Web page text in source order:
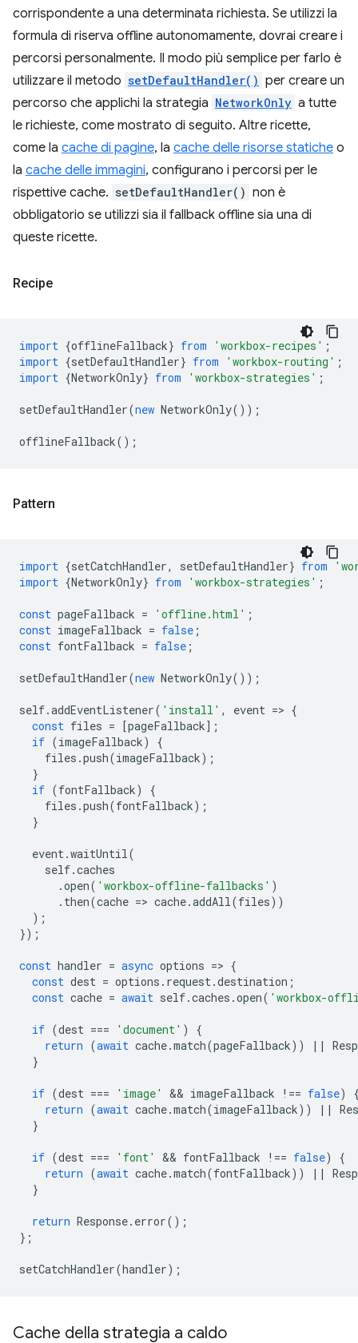
corrispondente a una determinata richiesta. Se utilizzi la
formula di riserva offline autonomamente, dovrai creare i
percorsi personalmente. Il modo più semplice per farlo è
utilizzare il metodo setDefaultHandler() per creare un
percorso che applichi la strategia NetworkOnly a tutte
le richieste, come mostrato di seguito. Altre ricette,
come la cache di pagine, la cache delle risorse statiche o
la cache delle immagini, configurano i percorsi per le
rispettive cache. setDefaultHandler() non è
obbligatorio se utilizzi sia il fallback offline sia una di
queste ricette.
Recipe
import {offlineFallback} from 'workbox-recipes' ;
import {setDefaultHandler} from 'workbox-routing' ;
import {NetworkOnly} from 'workbox-strategies' ;
setDefaultHandler(new NetworkOnly());
offlineFallback();
Pattern
import {setCatchHandler, setDefaultHandler} from
import {NetworkOnly} from 'workbox-strategies' ;
const pageFallback = 'offline.html' ;
const imageFallback = false ;
const fontFallback = false ;
setDefaultHandler(new NetworkOnly());
self.addEventListener( 'install' , event => {
const files = [pageFallback];
if (imageFallback)
{
files .push(imageFallback);
}
if (fontFallback)
{
files .push(fontFallback);
}
event.waitUntil(
self.caches
.open( 'workbox-offline-fallbacks' )
. then(cache => cache.addAll(files))
);
});
const handler = async options => {
const dest = options . request.destination ;
const cache = await self.caches .open( 'workbox-
if (dest === 'document' )
{
return (await cache.match(pageFallback)) ||
}
if (dest === 'image' && imageFallback !== false)
return (await cache.match(imageFallback)) ||
}
if (dest === 'font' && fontFallback !== false)
{
return (await cache.match(fontFallback)) ||
}
return Response. error();
};
setCatchHandler(handler);
Cache della strategia a caldo